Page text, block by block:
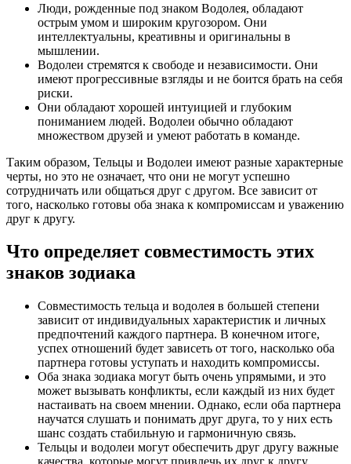
Люди, рожденные под знаком Водолея, обладают
острым умом и широким кругозором. Они
интеллектуальны, креативны и оригинальны в
мышлении.
Водолеи стремятся к свободе и независимости. Они
имеют прогрессивные взгляды и не боится брать на себя
риски.
Они обладают хорошей интуицией и глубоким
пониманием людей. Водолеи обычно обладают
множеством друзей и умеют работать в команде.
Таким образом, Тельцы и Водолеи имеют разные характерные
черты, но это не означает, что они не могут успешно
сотрудничать или общаться друг с другом. Все зависит от
того, насколько готовы оба знака к компромиссам и уважению
друг к другу.
Что определяет совместимость этих
знаков зодиака
Совместимость тельца и водолея в большей степени
зависит от индивидуальных характеристик и личных
предпочтений каждого партнера. В конечном итоге,
успех отношений будет зависеть от того, насколько оба
партнера готовы уступать и находить компромиссы.
Оба знака зодиака могут быть очень упрямыми, и это
может вызывать конфликты, если каждый из них будет
настаивать на своем мнении. Однако, если оба партнера
научатся слушать и понимать друг друга, то у них есть
шанс создать стабильную и гармоничную связь.
Тельцы и водолеи могут обеспечить друг другу важные